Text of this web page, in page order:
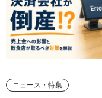
ニュース・特集